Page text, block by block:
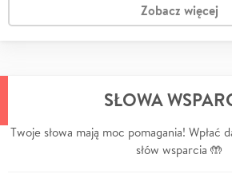
Zobacz więcej
SŁOWA
Twoje słowa mają moc pomagania! Wpłać
słów wsparcia 🤲